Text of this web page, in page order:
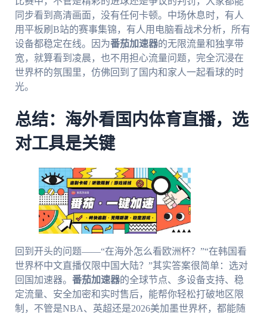
同步看到高清画面，没有任何卡顿。中场休息时，有人
用平板刷B站的赛事集锦，有人用电脑看战术分析，所有
设备都稳定在线。因为番茄加速器的无限流量和独享带
宽，就算看到凌晨，也不用担心流量问题，完全沉浸在
世界杯的氛围里，仿佛回到了国内和家人一起看球的时
光。
总结：海外看国内体育直播，选
对工具是关键
回到开头的问题——“在海外怎么看欧洲杯？”“在韩国看
世界杯中文直播仅限中国大陆？”其实答案很简单：选对
回国加速器。 番茄加速器的全球节点、多设备支持、稳
定流量、安全加密和实时售后，能帮你轻松打破地区限
制，不管是NBA、英超还是2026美加墨世界杯，都能随